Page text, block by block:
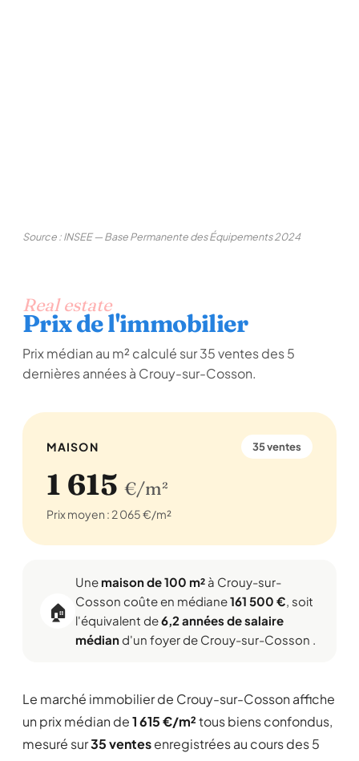
Source : INSEE — Base Permanente des Équipements 2024
Real estate
Prix de l'immobilier
Prix médian au m² calculé sur 35 ventes des 5
dernières années à Crouy-sur-Cosson.
MAISON 35 ventes
1 615 €/m²
Prix moyen : 2 065 €/m²
🏠
Une maison de 100 m² à Crouy-sur-
Cosson coûte en médiane161 500 €, soit
l'équivalent de6,2 années de salaire
médiand'un foyer de Crouy-sur-Cosson .
Le marché immobilier de Crouy-sur-Cosson affiche
un prix médian de1 615 €/m²tous biens confondus,
mesuré sur35 ventesenregistrées au cours des 5